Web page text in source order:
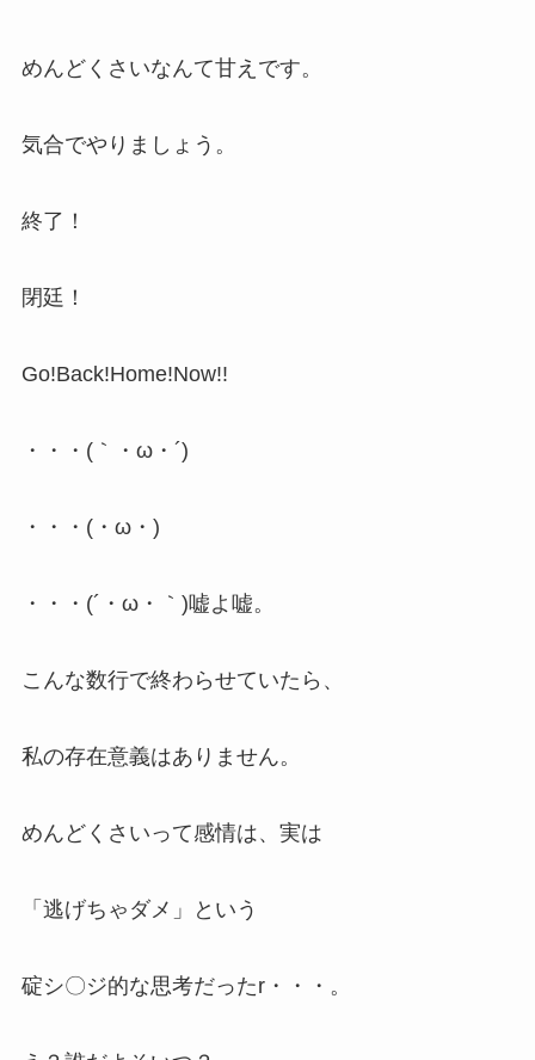
めんどくさいなんて甘えです。
気合でやりましょう。
終了！
閉廷！
Go!Back!Home!Now!!
・・・(｀・ω・´)
・・・(・ω・)
・・・(´・ω・｀)嘘よ嘘。
こんな数行で終わらせていたら、
私の存在意義はありません。
めんどくさいって感情は、実は
「逃げちゃダメ」という
碇シ〇ジ的な思考だったr・・・。